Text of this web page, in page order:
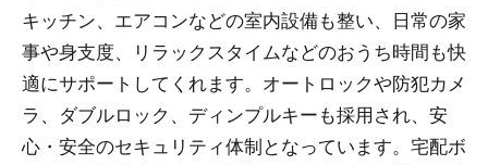
キッチン、エアコンなどの室内設備も整い、日常の家
事や身支度、リラックスタイムなどのおうち時間も快
適にサポートしてくれます。オートロックや防犯カメ
ラ、ダブルロック、ディンプルキーも採用され、安
心・安全のセキュリティ体制となっています。宅配ボ